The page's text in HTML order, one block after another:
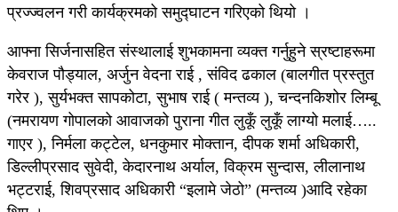
प्रज्ज्वलन गरी कार्यक्रमको समुद्घाटन गरिएको थियो ।
आफ्ना सिर्जनासहित संस्थालाई शुभकामना व्यक्त गर्नुहुने स्रष्टाहरूमा
केवराज पौड्याल, अर्जुन वेदना राई , संविद ढकाल (बालगीत प्रस्तुत
गरेर ), सुर्यभक्त सापकोटा, सुभाष राई ( मन्तव्य ), चन्दनकिशोर लिम्बू
(नमरायण गोपालको आवाजको पुराना गीत लुकूँ लुकूँ लाग्यो मलाई…..
गाएर ), निर्मला कट्टेल, धनकुमार मोक्तान, दीपक शर्मा अधिकारी,
डिल्लीप्रसाद सुवेदी, केदारनाथ अर्याल, विक्रम सुन्दास, लीलानाथ
भट्टराई, शिवप्रसाद अधिकारी “इलामे जेठो” (मन्तव्य )आदि रहेका